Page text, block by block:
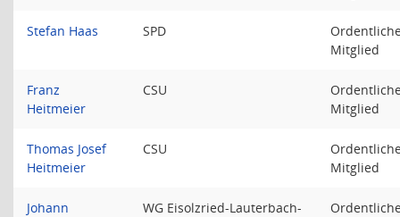
Stefan Haas SPD
Mitglied
Franz
Heitmeier
CSU
Mitglied
Thomas Josef
Heitmeier
CSU
Mitglied
Johann
WG Eisolzried-Lauterbach-